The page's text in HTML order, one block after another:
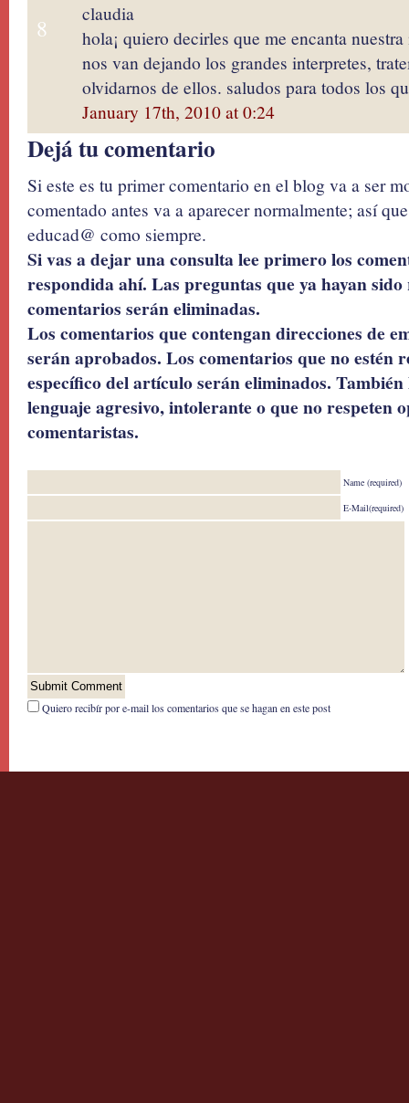
8
claudia
hola¡ quiero decirles que me encanta
nos van dejando los grandes interpretes,
olvidarnos de ellos. saludos para todos los
January 17th, 2010 at 0:24
Dejá tu comentario
Si este es tu primer comentario en el blog va a ser
comentado antes va a aparecer normalmente; así
educad@ como siempre.
Si vas a dejar una consulta lee primero los
respondida ahí. Las preguntas que ya hayan
comentarios serán eliminadas.
Los comentarios que contengan direcciones de
serán aprobados. Los comentarios que no estén
específico del artículo serán eliminados.
lenguaje agresivo, intolerante o que no respeten
comentaristas.
Name (required)
E-Mail(required)
Quiero recibír por e-mail los comentarios que se hagan en este post